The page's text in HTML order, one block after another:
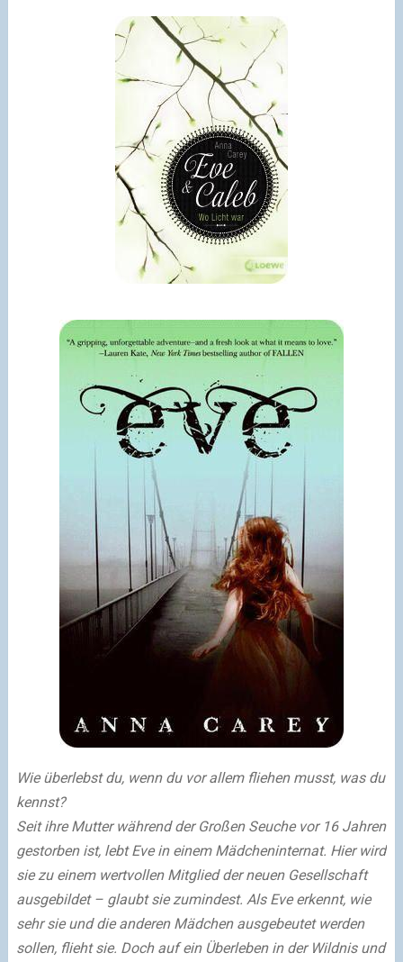
Wie überlebst du, wenn du vor allem fliehen musst, was du
kennst?
Seit ihre Mutter während der Großen Seuche vor 16 Jahren
gestorben ist, lebt Eve in einem Mädcheninternat. Hier wird
sie zu einem wertvollen Mitglied der neuen Gesellschaft
ausgebildet – glaubt sie zumindest. Als Eve erkennt, wie
sehr sie und die anderen Mädchen ausgebeutet werden
sollen, flieht sie. Doch auf ein Überleben in der Wildnis und